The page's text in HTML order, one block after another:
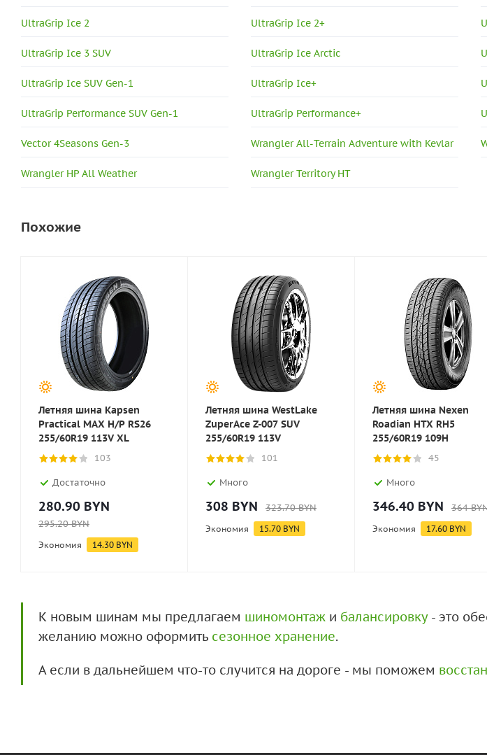
UltraGrip Ice 2 UltraGrip Ice 2+
UltraGrip Ice 3 SUV UltraGrip Ice Arctic
UltraGrip Ice SUV Gen-1 UltraGrip Ice+
UltraGrip Performance SUV Gen-1 UltraGrip Performance+
Vector 4Seasons Gen-3 Wrangler All-Terrain Adventure with Kevlar
Wrangler HP All Weather Wrangler Territory HT
Похожие
Летняя шина Kapsen
Practical MAX H/P RS26
255/60R19 113V XL
103
Достаточно
280.90 BYN
295.20BYN
Экономия 14.30 BYN
Летняя шина WestLake
ZuperAce Z-007 SUV
255/60R19 113V
101
Много
308 BYN 323.70BYN
Экономия 15.70 BYN
Летняя шина Nexen
Roadian HTX RH5
255/60R19 109H
45
Много
346.40 BYN 364
Экономия 17.60 BYN
К новым шинам мы предлагаем шиномонтаж и балансировку- это
желанию можно оформить сезонное хранение.
А если в дальнейшем что-то случится на дороге - мы поможем